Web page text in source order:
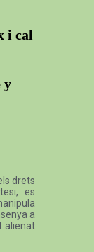
i cal
y
drets
es
a
alienat